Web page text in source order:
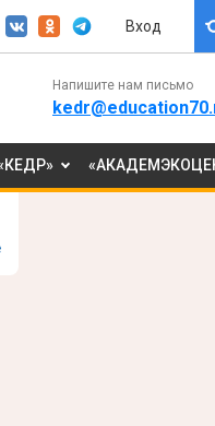
Вход
Напишите нам письмо